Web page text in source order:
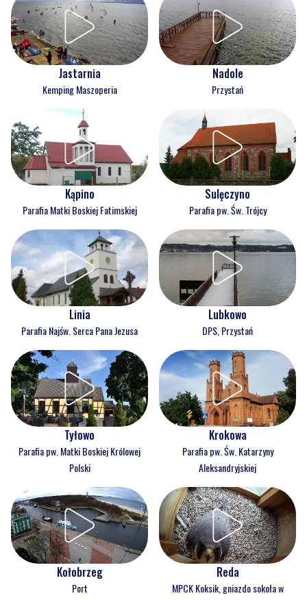
Jastarnia
Kemping Maszoperia
Nadole
Przystań
Kąpino
Parafia Matki Boskiej Fatimskiej
Sulęczyno
Parafia pw. Św. Trójcy
Linia
Parafia Najśw. Serca Pana Jezusa
Lubkowo
DPS, Przystań
Tyłowo
Parafia pw. Matki Boskiej Królowej
Polski
Krokowa
Parafia pw. Św. Katarzyny
Aleksandryjskiej
Kołobrzeg
Port
Reda
MPCK Koksik, gniazdo sokoła w